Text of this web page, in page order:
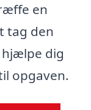
en
tag den
hjælpe dig
opgaven.